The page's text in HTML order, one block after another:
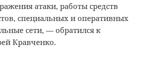
атаки, работы средств
специальных и оперативных
сети, — обратился к
Кравченко.